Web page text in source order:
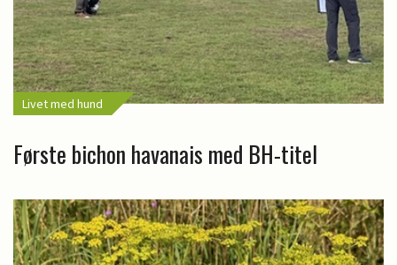
Livet med hund
Første bichon havanais med BH-titel